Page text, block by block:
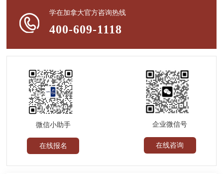
学在加拿大官方咨询热线
400-609-1118
微信小助手
在线报名
企业微信号
在线咨询